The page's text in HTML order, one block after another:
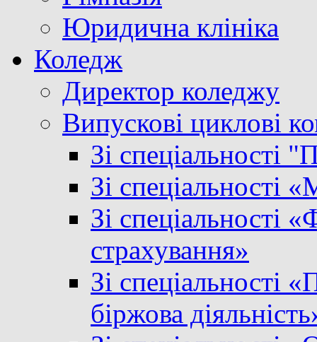
Юридична клініка
Коледж
Директор коледжу
Випускові циклові
Зі спеціальності
Зі спеціальності
Зі спеціальності
страхування»
Зі спеціальності
біржова